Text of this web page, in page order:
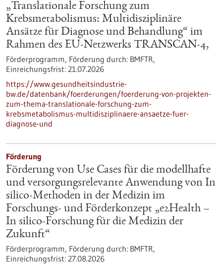
„Translationale Forschung zum
Krebsmetabolismus: Multidisziplinäre
Ansätze für Diagnose und Behandlung“ im
Rahmen des EU-Netzwerks TRANSCAN-4,
Förderprogramm, Förderung durch: BMFTR,
Einreichungsfrist: 21.07.2026
https://www.gesundheitsindustrie-
bw.de/datenbank/foerderungen/foerderung-von-projekten-
zum-thema-translationale-forschung-zum-
krebsmetabolismus-multidisziplinaere-ansaetze-fuer-
diagnose-und
Förderung
Förderung von Use Cases für die modellhafte
und versorgungsrelevante Anwendung von In
silico-Methoden in der Medizin im
Forschungs- und Förderkonzept „e2Health –
In silico-Forschung für die Medizin der
Zukunft“
Förderprogramm, Förderung durch: BMFTR,
Einreichungsfrist: 27.08.2026